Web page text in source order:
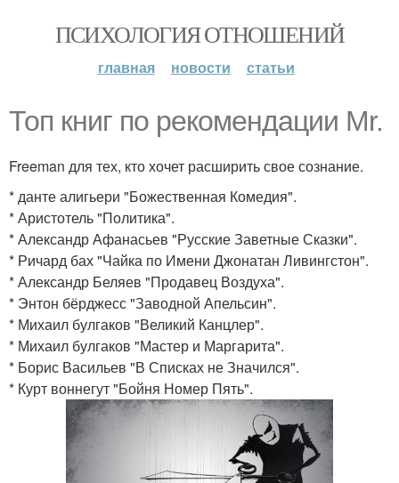
ПСИХОЛОГИЯ ОТНОШЕНИЙ
главная новости статьи
Топ книг по рекомендации Mr.
Freeman для тех, кто хочет расширить свое сознание.
* данте алигьери "Божественная Комедия".
* Аристотель "Политика".
* Александр Афанасьев "Русские Заветные Сказки".
* Ричард бах "Чайка по Имени Джонатан Ливингстон".
* Александр Беляев "Продавец Воздуха".
* Энтон бёрджесс "Заводной Апельсин".
* Михаил булгаков "Великий Канцлер".
* Михаил булгаков "Мастер и Маргарита".
* Борис Васильев "В Списках не Значился".
* Курт воннегут "Бойня Номер Пять".